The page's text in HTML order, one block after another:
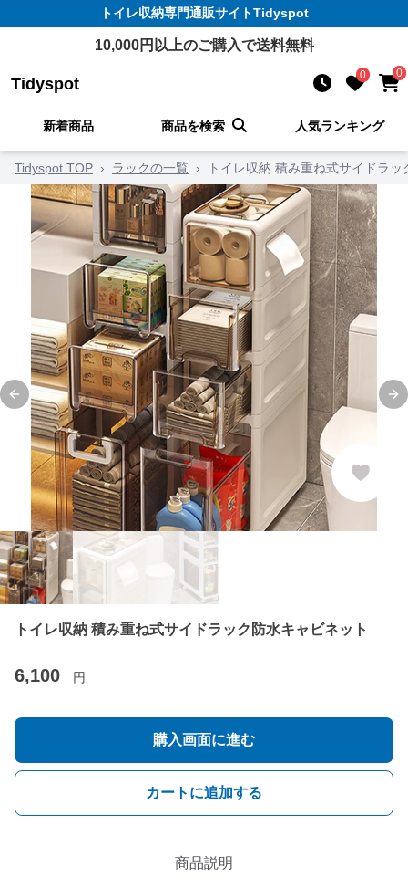
トイレ収納専門通販サイトTidyspot
10,000円以上のご購入で送料無料
Tidyspot 0 0
新着商品 商品を検索 人気ランキング
Tidyspot TOP › ラックの一覧 › トイレ収納 積み重ね式サイドラ
Previous slide
トイレ収納 積み重ね式サイドラック防水キャビネット
6,100 円
購入画面に進む
カートに追加する
商品説明